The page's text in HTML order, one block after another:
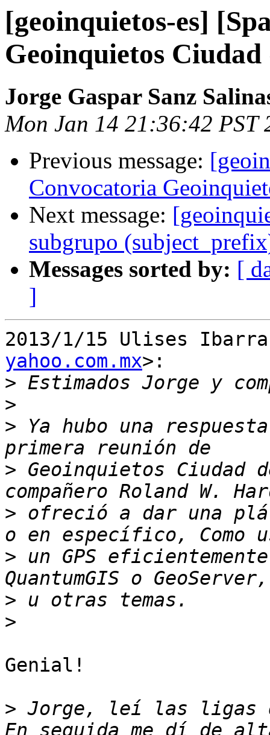
[geoinquietos-es]
Geoinquietos Ciudad
Jorge Gaspar Sanz
Mon Jan 14 21:36:42 PST
Previous message:
Convocatoria
Next message:
subgrupo
Messages sorted by: [
]
2013/1/15 Ulises
yahoo.com.mx>:
>
>
> Ya hubo una
> Geoinquietos Ciudad
> ofreció a dar una
> un GPS
>
>
Genial!
> Jorge, leí las ligas